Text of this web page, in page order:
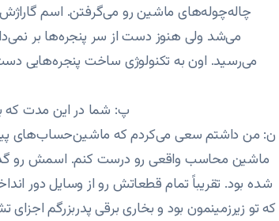
چاله‌چوله‌های ماشین رو می‌گرفتن. اسم
می‌شد ولی هنوز دست از سر پنجره‌ها بر
می‌رسید. اون به تکنولوژی ساخت پنجره‌هایی
پ: شما در این مدت که
ماشین محاسب واقعی رو درست کنم. اسمش رو
شده بود. تقریباً تمام قطعاتش رو از وسایل دور
که تو زیرزمینمون بود و بخاری برقی پدربزرگم